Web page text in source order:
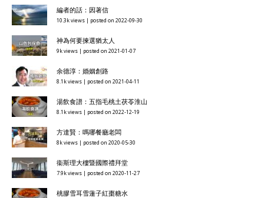
編者的話：因著信
10.3k views | posted on 2022-09-30
神為何要揀選猶太人
9k views | posted on 2021-01-07
余德淳：婚姻創路
8.1k views | posted on 2021-04-11
湯飲食譜：五指毛桃土茯苓淮山
8.1k views | posted on 2022-12-19
方達賢：嗎哪餐廳老闆
8k views | posted on 2020-05-30
衞斯理大樓暨國際禮拜堂
7.9k views | posted on 2020-11-27
桃膠雪耳雪蓮子紅棗糖水